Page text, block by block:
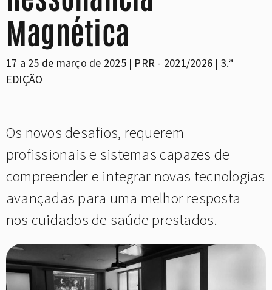
Magnética
17 a 25 de março de 2025 | PRR - 2021/2026 | 3.ª
EDIÇÃO
Os novos desafios, requerem
profissionais e sistemas capazes de
compreender e integrar novas tecnologias
avançadas para uma melhor resposta
nos cuidados de saúde prestados.